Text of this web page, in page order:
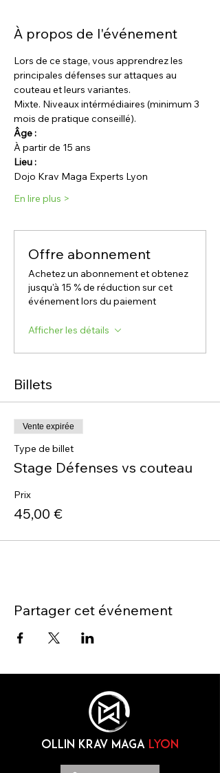
À propos de l'événement
Lors de ce stage, vous apprendrez les
principales défenses sur attaques au
couteau et leurs variantes.
Mixte. Niveaux intérmédiaires (minimum 3
mois de pratique conseillé).
Âge :
À partir de 15 ans
Lieu :
Dojo Krav Maga Experts Lyon
En lire plus >
Offre abonnement
Achetez un abonnement et obtenez
jusqu'à 15 % de réduction sur cet
événement lors du paiement
Afficher les détails
Billets
Vente expirée
Type de billet
Stage Défenses vs couteau
Prix
45,00 €
Partager cet événement
OLLIN KRAV MAGA lyon